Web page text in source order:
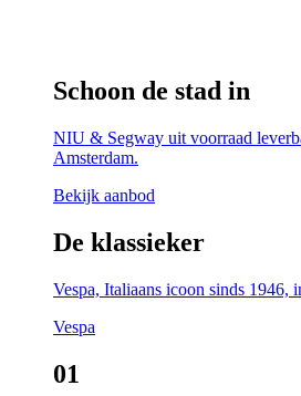
Schoon de stad in
NIU & Segway uit voorraad
Amsterdam.
Bekijk aanbod
De klassieker
Vespa, Italiaans icoon sinds 1946,
Vespa
01